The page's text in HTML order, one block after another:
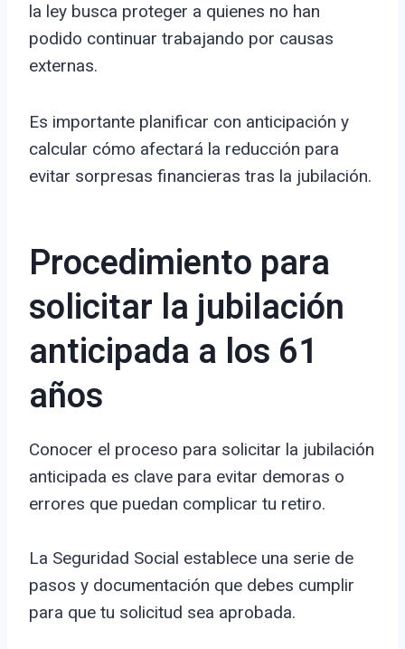
la ley busca proteger a quienes no han
podido continuar trabajando por causas
externas.
Es importante planificar con anticipación y
calcular cómo afectará la reducción para
evitar sorpresas financieras tras la jubilación.
Procedimiento para
solicitar la jubilación
anticipada a los 61
años
Conocer el proceso para solicitar la jubilación
anticipada es clave para evitar demoras o
errores que puedan complicar tu retiro.
La Seguridad Social establece una serie de
pasos y documentación que debes cumplir
para que tu solicitud sea aprobada.